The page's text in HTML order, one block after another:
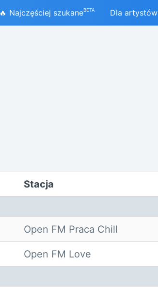
🔥 Najczęściej szukaneBETA Dla artystów
Stacja
Open FM Praca Chill
Open FM Love